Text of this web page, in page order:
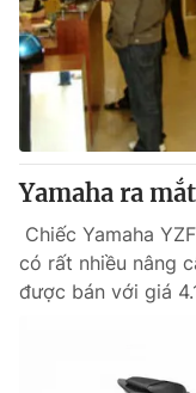
Yamaha ra
Chiếc Yamaha
có rất nhiều nâng
được bán với giá